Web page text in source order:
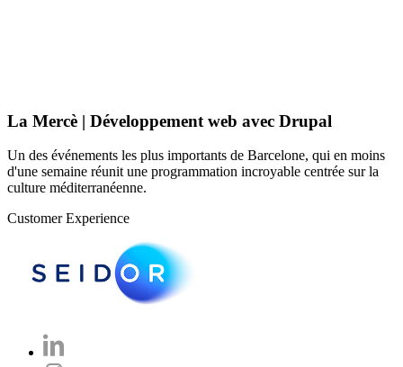
La Mercè | Développement web avec Drupal
Un des événements les plus importants de Barcelone, qui en moins
d'une semaine réunit une programmation incroyable centrée sur la
culture méditerranéenne.
Customer Experience